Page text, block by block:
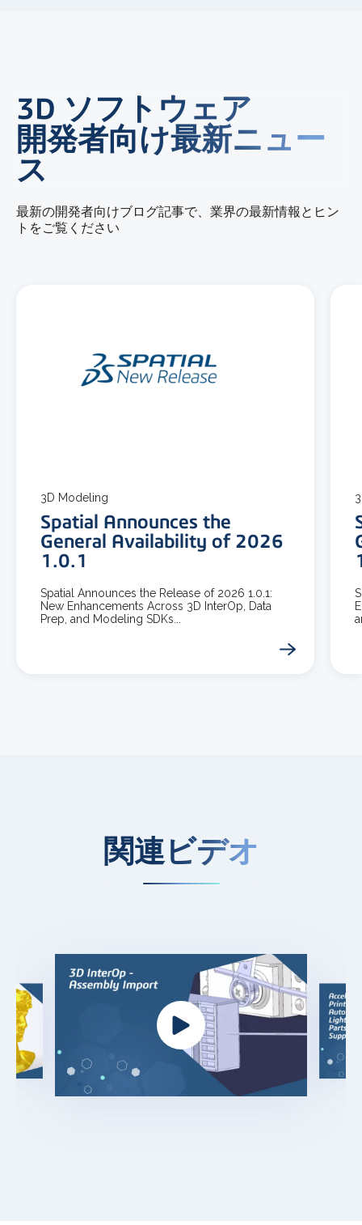
3D ソフトウェア
開発者向け最新ニュー
ス
最新の開発者向けブログ記事で、業界の最新情報とヒン
トをご覧ください
3D Modeling
Spatial Announces the
General Availability of 2026
1.0.1
Spatial Announces the Release of 2026 1.0.1:
New Enhancements Across 3D InterOp, Data
Prep, and Modeling SDKs...
関連ビデオ